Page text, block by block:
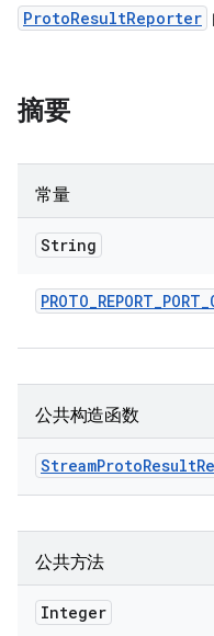
ProtoResultReporter
摘要
常量
String
PROTO_REPORT_PORT_
公共构造函数
StreamProtoResult
公共方法
Integer